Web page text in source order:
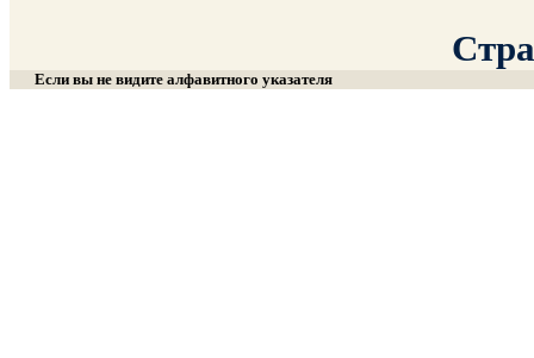
Если вы не видите алфавитного указателя